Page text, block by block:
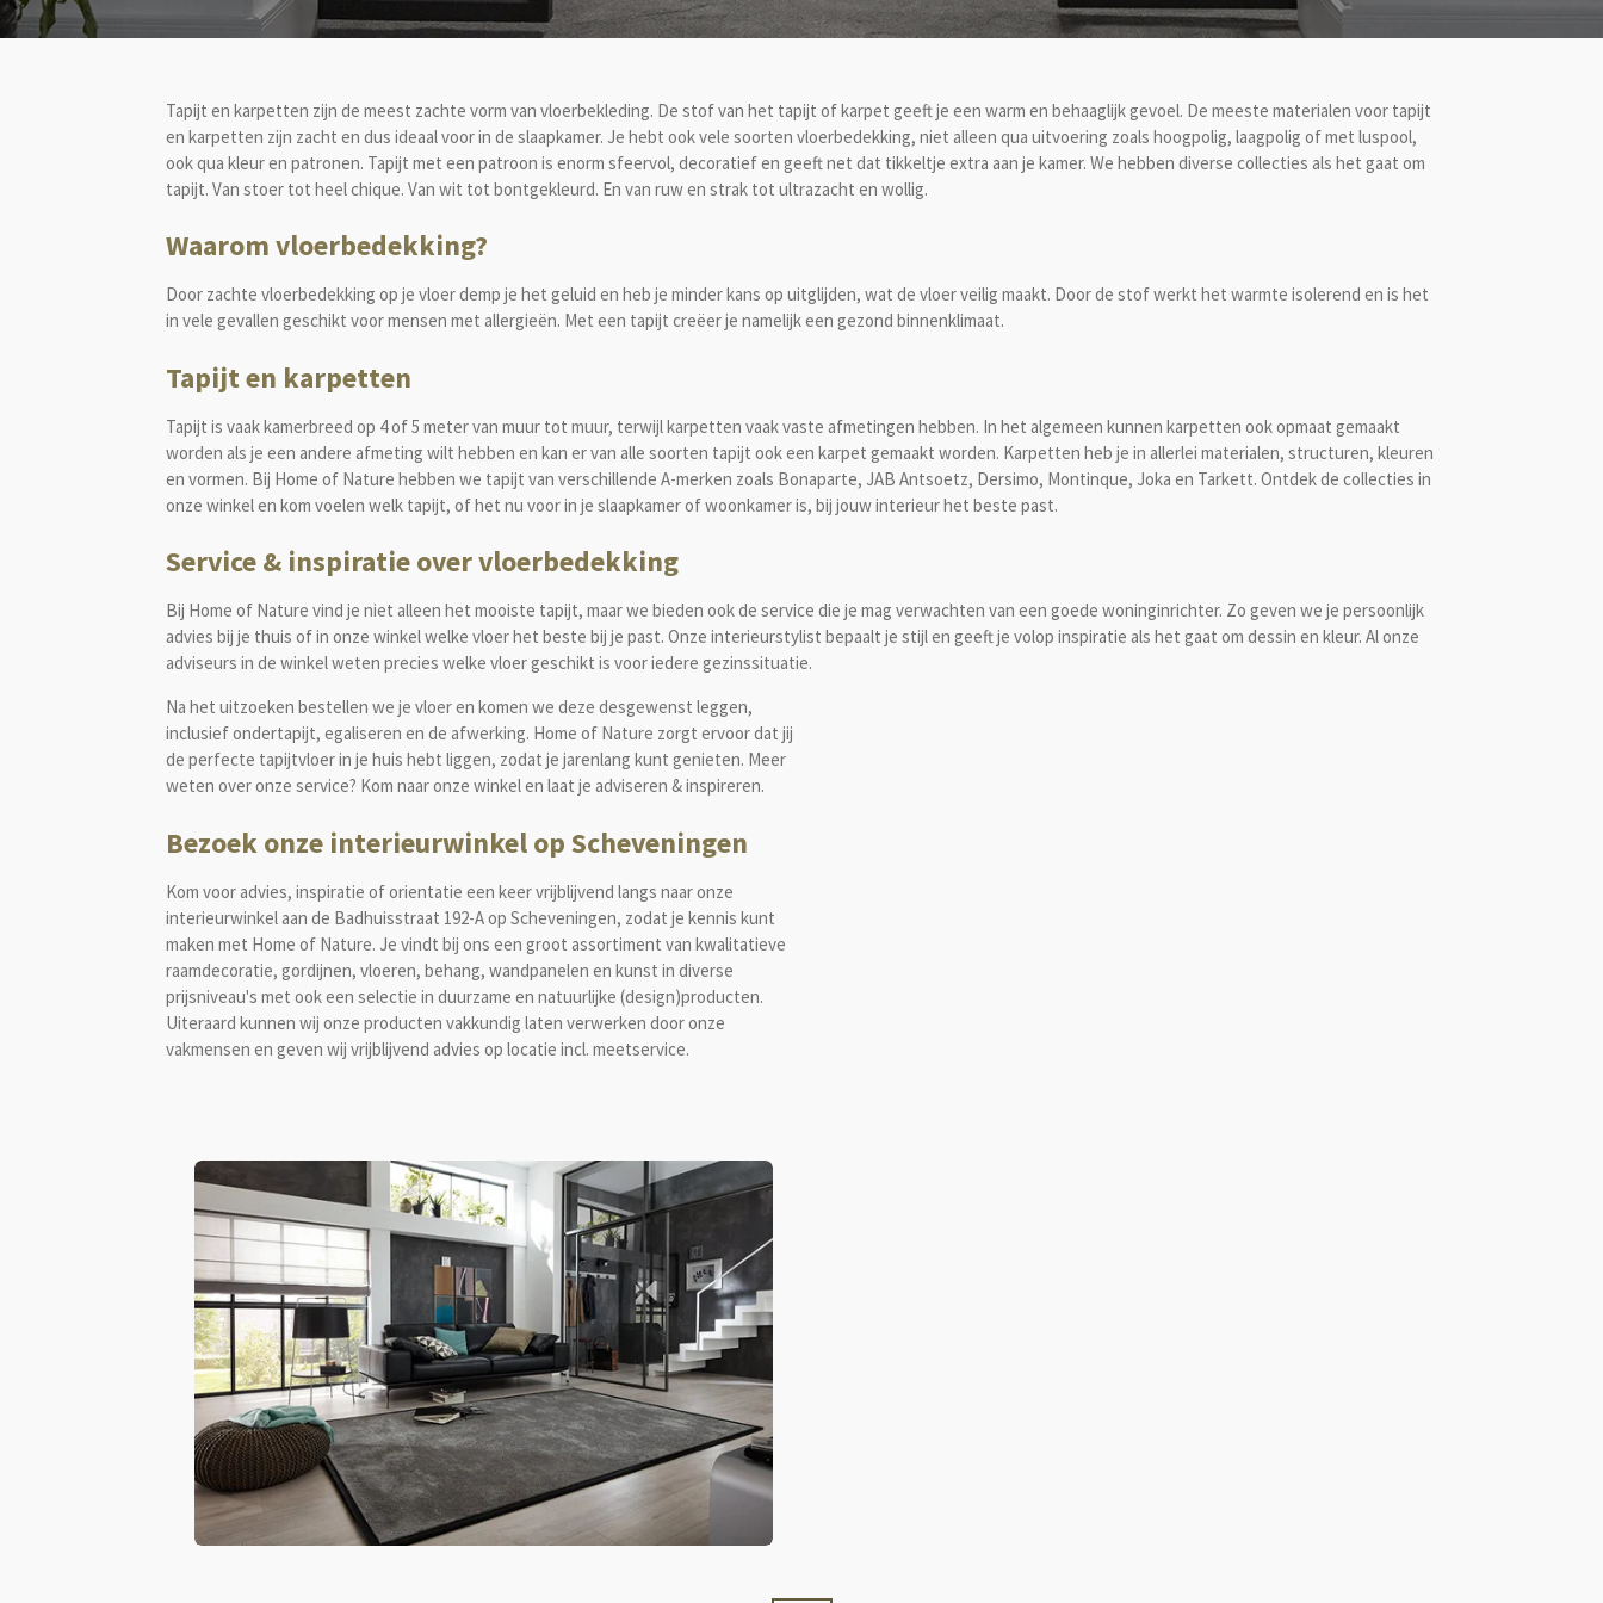
Tapijt en karpetten zijn de meest zachte vorm van vloerbekleding. De stof van het tapijt of karpet geeft je een warm en behaaglijk gevoel. De meeste materialen voor tapijt
en karpetten zijn zacht en dus ideaal voor in de slaapkamer. Je hebt ook vele soorten vloerbedekking, niet alleen qua uitvoering zoals hoogpolig, laagpolig of met luspool,
ook qua kleur en patronen. Tapijt met een patroon is enorm sfeervol, decoratief en geeft net dat tikkeltje extra aan je kamer. We hebben diverse collecties als het gaat om
tapijt. Van stoer tot heel chique. Van wit tot bontgekleurd. En van ruw en strak tot ultrazacht en wollig.
Waarom vloerbedekking?
Door zachte vloerbedekking op je vloer demp je het geluid en heb je minder kans op uitglijden, wat de vloer veilig maakt. Door de stof werkt het warmte isolerend en is het
in vele gevallen geschikt voor mensen met allergieën. Met een tapijt creëer je namelijk een gezond binnenklimaat.
Tapijt en karpetten
Tapijt is vaak kamerbreed op 4 of 5 meter van muur tot muur, terwijl karpetten vaak vaste afmetingen hebben. In het algemeen kunnen karpetten ook opmaat gemaakt
worden als je een andere afmeting wilt hebben en kan er van alle soorten tapijt ook een karpet gemaakt worden. Karpetten heb je in allerlei materialen, structuren, kleuren
en vormen. Bij Home of Nature hebben we tapijt van verschillende A-merken zoals Bonaparte, JAB Antsoetz, Dersimo, Montinque, Joka en Tarkett. Ontdek de collecties in
onze winkel en kom voelen welk tapijt, of het nu voor in je slaapkamer of woonkamer is, bij jouw interieur het beste past.
Service & inspiratie over vloerbedekking
Bij Home of Nature vind je niet alleen het mooiste tapijt, maar we bieden ook de service die je mag verwachten van een goede woninginrichter. Zo geven we je persoonlijk
advies bij je thuis of in onze winkelwelke vloer het beste bij je past. Onze interieurstylist bepaalt je stijl en geeft je volop inspiratie als het gaat om dessin en kleur. Al onze
adviseurs in de winkel weten precies welke vloer geschikt is voor iedere gezinssituatie.
Na het uitzoeken bestellen we je vloer en komen we deze desgewenst leggen,
inclusief ondertapijt, egaliseren en de afwerking. Home of Nature zorgt ervoor dat jij
de perfecte tapijtvloer in je huis hebt liggen, zodat je jarenlang kunt genieten. Meer
weten over onze service? Kom naar onze winkel en laat je adviseren & inspireren.
Bezoek onze interieurwinkel op Scheveningen
Kom voor advies, inspiratie of orientatie een keer vrijblijvend langs naar onze
interieurwinkel aan de Badhuisstraat 192-A op Scheveningen, zodat je kennis kunt
maken met Home of Nature. Je vindt bij ons een groot assortiment van kwalitatieve
raamdecoratie, gordijnen, vloeren, behang, wandpanelen en kunst in diverse
prijsniveau's met ook een selectie in duurzame en natuurlijke (design)producten.
Uiteraard kunnen wij onze producten vakkundig laten verwerken door onze
vakmensen en geven wij vrijblijvend advies op locatie incl. meetservice.